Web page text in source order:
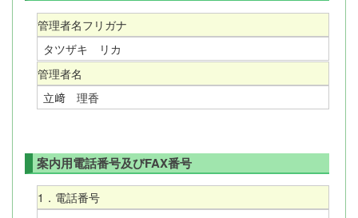
管理者名フリガナ
タツザキ リカ
管理者名
立﨑 理香
案内用電話番号及びFAX番号
1．電話番号